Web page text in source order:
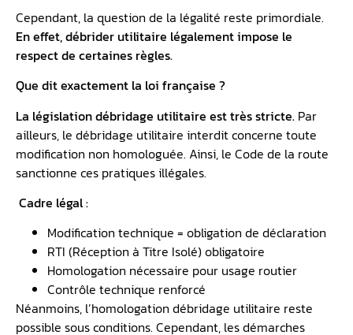
Cependant, la question de la légalité reste primordiale.
En effet, débrider utilitaire légalement impose le
respect de certaines règles.
Que dit exactement la loi française ?
La législation débridage utilitaire est très stricte. Par
ailleurs, le débridage utilitaire interdit concerne toute
modification non homologuée. Ainsi, le Code de la route
sanctionne ces pratiques illégales.
️ Cadre légal :
Modification technique = obligation de déclaration
RTI (Réception à Titre Isolé) obligatoire
Homologation nécessaire pour usage routier
Contrôle technique renforcé
Néanmoins, l’homologation débridage utilitaire reste
possible sous conditions. Cependant, les démarches